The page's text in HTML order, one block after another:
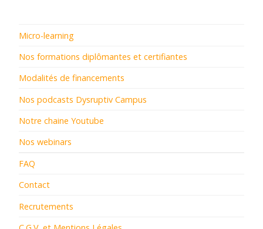
Micro-learning
Nos formations diplômantes et certifiantes
Modalités de financements
Nos podcasts Dysruptiv Campus
Notre chaine Youtube
Nos webinars
FAQ
Contact
Recrutements